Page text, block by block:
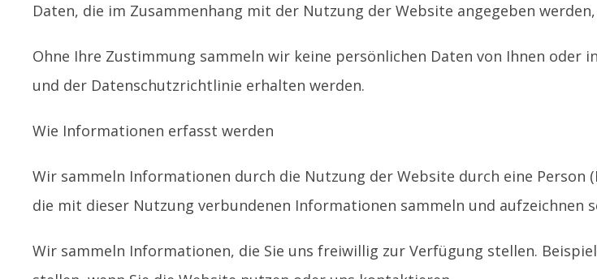
Daten, die im Zusammenhang mit der Nutzung der Website angegeben
Ohne Ihre Zustimmung sammeln wir keine persönlichen Daten von Ihnen oder
und der Datenschutzrichtlinie erhalten werden.
Wie Informationen erfasst werden
Wir sammeln Informationen durch die Nutzung der Website durch eine
die mit dieser Nutzung verbundenen Informationen sammeln und aufzeichnen
Wir sammeln Informationen, die Sie uns freiwillig zur Verfügung stellen.